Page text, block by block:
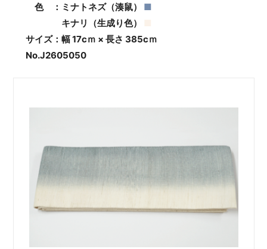
色 ：ミナトネズ（湊鼠）
■
キナリ（生成り色）
サイズ：幅 17cｍ × 長さ 385cｍ
No.J2605050